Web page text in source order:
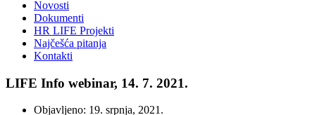
Novosti
Dokumenti
HR LIFE Projekti
Najčešća pitanja
Kontakti
LIFE Info webinar, 14. 7. 2021.
Objavljeno: 19. srpnja, 2021.